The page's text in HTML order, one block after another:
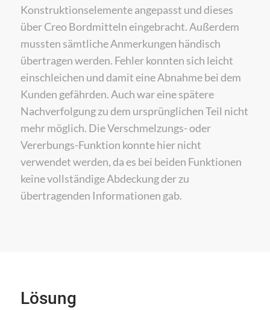
Konstruktionselemente angepasst und dieses
über Creo Bordmitteln eingebracht. Außerdem
mussten sämtliche Anmerkungen händisch
übertragen werden. Fehler konnten sich leicht
einschleichen und damit eine Abnahme bei dem
Kunden gefährden. Auch war eine spätere
Nachverfolgung zu dem ursprünglichen Teil nicht
mehr möglich. Die Verschmelzungs- oder
Vererbungs-Funktion konnte hier nicht
verwendet werden, da es bei beiden Funktionen
keine vollständige Abdeckung der zu
übertragenden Informationen gab.
Lösung